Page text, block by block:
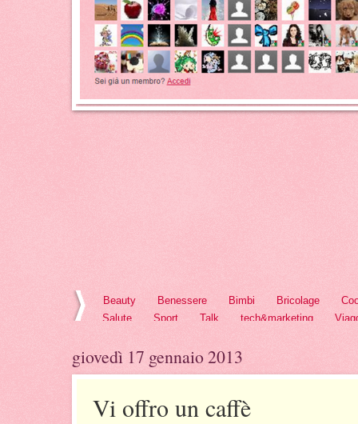
Beauty Benessere Bimbi Bricolage
Salute
Sport Talk tech&marketing
giovedì 17 gennaio 2013
Vi offro un caffè